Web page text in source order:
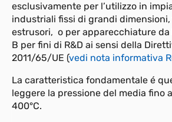
esclusivamente per l’utilizzo in
industriali fissi di grandi
estrusori, o per apparecchiature
B per fini di R&D ai sensi della
2011/65/UE (vedi nota informativa
La caratteristica fondamentale é
leggere la pressione del media fino
400°C.